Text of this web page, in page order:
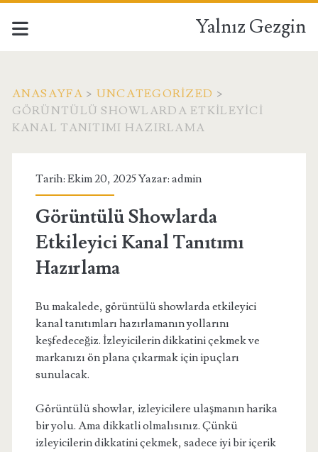
Yalnız Gezgin
ANASAYFA > UNCATEGORIZED >
GÖRÜNTÜLÜ SHOWLARDA ETKILEYICI
KANAL TANITIMI HAZIRLAMA
Tarih: Ekim 20, 2025 Yazar: admin
Görüntülü Showlarda
Etkileyici Kanal Tanıtımı
Hazırlama
Bu makalede, görüntülü showlarda etkileyici
kanal tanıtımları hazırlamanın yollarını
keşfedeceğiz. İzleyicilerin dikkatini çekmek ve
markanızı ön plana çıkarmak için ipuçları
sunulacak.
Görüntülü showlar, izleyicilere ulaşmanın harika
bir yolu. Ama dikkatli olmalısınız. Çünkü
izleyicilerin dikkatini çekmek, sadece iyi bir içerik